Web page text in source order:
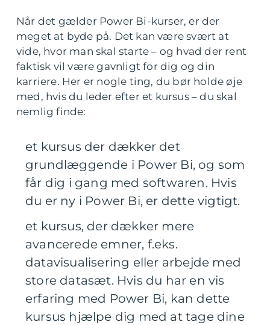
Når det gælder Power Bi-kurser, er der
meget at byde på. Det kan være svært at
vide, hvor man skal starte – og hvad der rent
faktisk vil være gavnligt for dig og din
karriere. Her er nogle ting, du bør holde øje
med, hvis du leder efter et kursus – du skal
nemlig finde:
et kursus der dækker det
grundlæggende i Power Bi, og som
får dig i gang med softwaren. Hvis
du er ny i Power Bi, er dette vigtigt.
et kursus, der dækker mere
avancerede emner, f.eks.
datavisualisering eller arbejde med
store datasæt. Hvis du har en vis
erfaring med Power Bi, kan dette
kursus hjælpe dig med at tage dine